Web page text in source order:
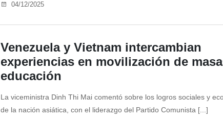
04/12/2025
Venezuela y Vietnam intercambian
experiencias en movilización de
educación
La viceministra Dinh Thi Mai comentó sobre los logros sociales y
de la nación asiática, con el liderazgo del Partido Comunista [...]